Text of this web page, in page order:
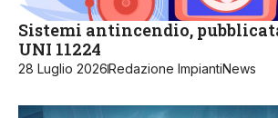
Sistemi antincendio,
UNI 11224
28 Luglio 2026Redazione ImpiantiNews